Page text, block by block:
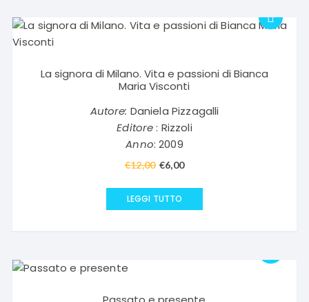
La signora di Milano. Vita e passioni di Bianca
Maria Visconti
Autore: Daniela Pizzagalli
Editore: Rizzoli
Anno: 2009
€12,00 Il
originale
€6,00Il
LEGGI TUTTO